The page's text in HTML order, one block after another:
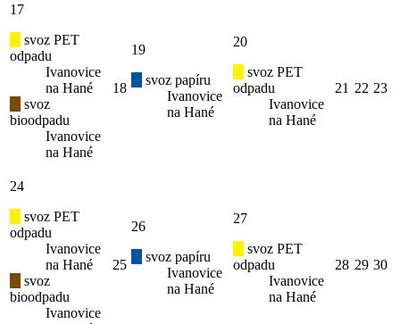
17
svoz PET
odpadu
Ivanovice
na Hané
svoz
bioodpadu
Ivanovice
na Hané
18
19
svoz papíru
Ivanovice
na Hané
20
svoz PET
odpadu
Ivanovice
na Hané
21 22 23
24
svoz PET
odpadu
Ivanovice
na Hané
svoz
bioodpadu
Ivanovice
25
26
svoz papíru
Ivanovice
na Hané
27
svoz PET
odpadu
Ivanovice
na Hané
28 29 30